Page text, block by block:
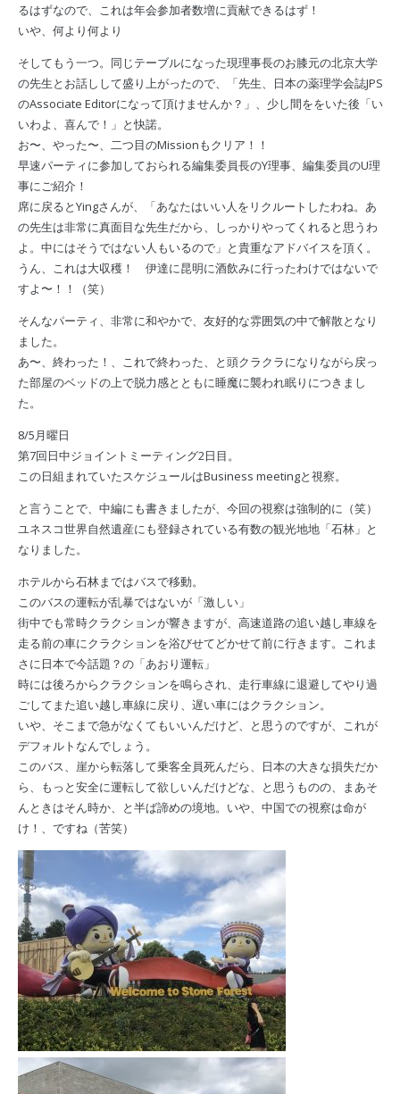
るはずなので、これは年会参加者数増に貢献できるはず！
いや、何より何より
そしてもう一つ。同じテーブルになった現理事長のお膝元の北京大学
の先生とお話しして盛り上がったので、「先生、日本の薬理学会誌JPS
のAssociate Editorになって頂けませんか？」、少し間ををいた後「い
いわよ、喜んで！」と快諾。
お〜、やった〜、二つ目のMissionもクリア！！
早速パーティに参加しておられる編集委員長のY理事、編集委員のU理
事にご紹介！
席に戻るとYingさんが、「あなたはいい人をリクルートしたわね。あ
の先生は非常に真面目な先生だから、しっかりやってくれると思うわ
よ。中にはそうではない人もいるので」と貴重なアドバイスを頂く。
うん、これは大収穫！ 伊達に昆明に酒飲みに行ったわけではないで
すよ〜！！（笑）
そんなパーティ、非常に和やかで、友好的な雰囲気の中で解散となり
ました。
あ〜、終わった！、これで終わった、と頭クラクラになりながら戻っ
た部屋のベッドの上で脱力感とともに睡魔に襲われ眠りにつきまし
た。
8/5月曜日
第7回日中ジョイントミーティング2日目。
この日組まれていたスケジュールはBusiness meetingと視察。
と言うことで、中編にも書きましたが、今回の視察は強制的に（笑）
ユネスコ世界自然遺産にも登録されている有数の観光地地「石林」と
なりました。
ホテルから石林まではバスで移動。
このバスの運転が乱暴ではないが「激しい」
街中でも常時クラクションが響きますが、高速道路の追い越し車線を
走る前の車にクラクションを浴びせてどかせて前に行きます。これま
さに日本で今話題？の「あおり運転」
時には後ろからクラクションを鳴らされ、走行車線に退避してやり過
ごしてまた追い越し車線に戻り、遅い車にはクラクション。
いや、そこまで急がなくてもいいんだけど、と思うのですが、これが
デフォルトなんでしょう。
このバス、崖から転落して乗客全員死んだら、日本の大きな損失だか
ら、もっと安全に運転して欲しいんだけどな、と思うものの、まあそ
んときはそん時か、と半ば諦めの境地。いや、中国での視察は命が
け！、ですね（苦笑）